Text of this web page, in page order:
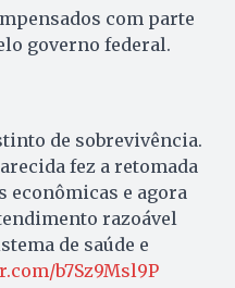
com parte
governo federal.
de sobrevivência.
fez a retomada
econômicas e agora
razoável
de saúde e
b7Sz9Msl9P